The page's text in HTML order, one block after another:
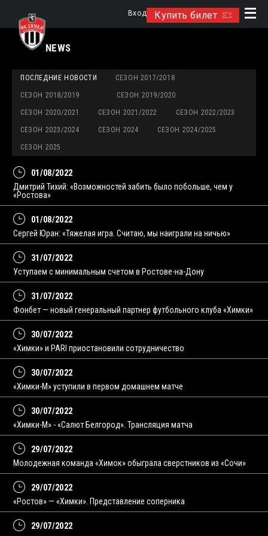
Купить билет
Вход
NEWS
ПОСЛЕДНИЕ НОВОСТИ СЕЗОН 2017/2018
СЕЗОН 2018/2019 СЕЗОН 2019/2020
СЕЗОН 2020/2021 СЕЗОН 2021/2022 СЕЗОН 2022/2023
СЕЗОН 2023/2024 СЕЗОН 2024 СЕЗОН 2024/2025
СЕЗОН 2025
01/08/2022
Дмитрий Тихий: «Возможностей забить было побольше, чем у
«Ростова»
01/08/2022
Сергей Юран: «Тяжелая игра. Считаю, мы наиграли на ничью»
31/07/2022
Уступаем с минимальным счетом в Ростове-на-Дону
31/07/2022
Фонбет — новый генеральный партнер футбольного клуба «Химки»
30/07/2022
«Химки» и PARI приостановили сотрудничество
30/07/2022
«Химки-М» уступили в первом домашнем матче
30/07/2022
«Химки-М» - «Салют Белгород». Трансляция матча
29/07/2022
Молодежная команда «Химок» обыграла сверстников из «Сочи»
29/07/2022
«Ростов» — «Химки». Представление соперника
29/07/2022